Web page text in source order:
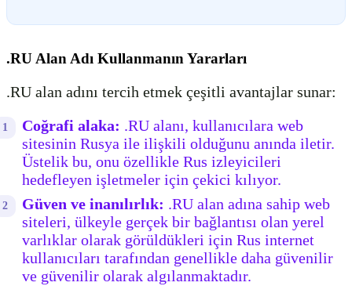
.RU Alan Adı Kullanmanın Yararları
.RU alan adını tercih etmek çeşitli avantajlar sunar:
Coğrafi alaka: .RU alanı, kullanıcılara web
sitesinin Rusya ile ilişkili olduğunu anında iletir.
Üstelik bu, onu özellikle Rus izleyicileri
hedefleyen işletmeler için çekici kılıyor.
Güven ve inanılırlık: .RU alan adına sahip web
siteleri, ülkeyle gerçek bir bağlantısı olan yerel
varlıklar olarak görüldükleri için Rus internet
kullanıcıları tarafından genellikle daha güvenilir
ve güvenilir olarak algılanmaktadır.